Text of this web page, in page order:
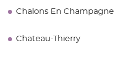
Chalons En Champagne
Chateau-Thierry